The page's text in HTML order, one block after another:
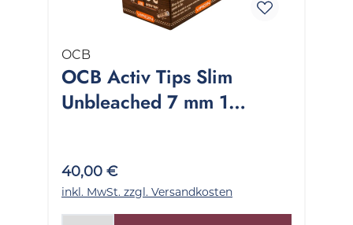
OCB
OCB Activ Tips Slim
Unbleached 7 mm 1
40,00 €
inkl. MwSt. zzgl. Versandkosten